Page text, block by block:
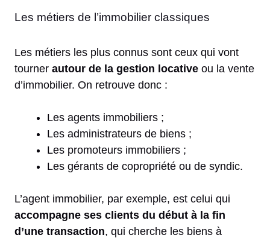
Les métiers de l’immobilier classiques
Les métiers les plus connus sont ceux qui vont
tourner autour de la gestion locative ou la vente
d’immobilier. On retrouve donc :
Les agents immobiliers ;
Les administrateurs de biens ;
Les promoteurs immobiliers ;
Les gérants de copropriété ou de syndic.
L’agent immobilier, par exemple, est celui qui
accompagne ses clients du début à la fin
d’une transaction, qui cherche les biens à